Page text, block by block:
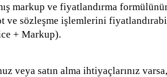
markup ve fiyatlandırma
ve sözleşme işlemlerini
+ Markup).
veya satın alma ihtiyaçlarınız